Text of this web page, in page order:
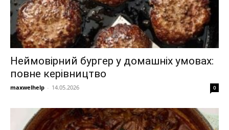
Неймовірний бургер у домашніх умовах:
повне керівництво
maxwelhelp - 14.05.2026 0